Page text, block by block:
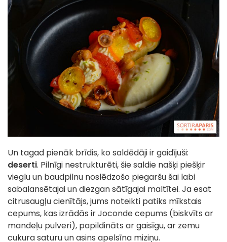
Un tagad pienāk brīdis, ko saldēdāji ir gaidījuši:
deserti. Pilnīgi nestrukturēti, šie saldie našķi piešķir
vieglu un baudpilnu noslēdzošo piegaršu šai labi
sabalansētajai un diezgan sātīgajai maltītei. Ja esat
citrusaugļu cienītājs, jums noteikti patiks mīkstais
cepums, kas izrādās ir Joconde cepums (biskvīts ar
mandeļu pulveri), papildināts ar gaisīgu, ar zemu
cukura saturu un asins apelsīna miziņu.